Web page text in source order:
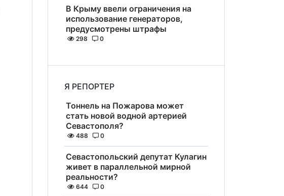
В Крыму ввели ограничения на
использование генераторов,
предусмотрены штрафы
298 0
Я РЕПОРТЕР
Тоннель на Пожарова может
стать новой водной артерией
Севастополя?
488 0
Севастопольский депутат Кулагин
живет в параллельной мирной
реальности?
644 0